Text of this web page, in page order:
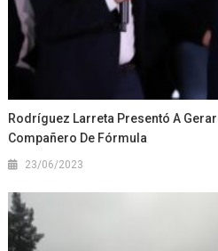
Rodríguez Larreta Presentó A
Compañero De Fórmula
23/06/2023